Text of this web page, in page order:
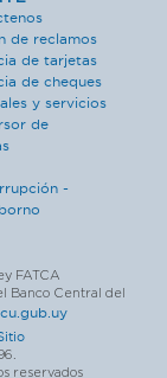
de reclamos
de tarjetas
de cheques
y servicios
de
-
FATCA
Banco Central del
reservados